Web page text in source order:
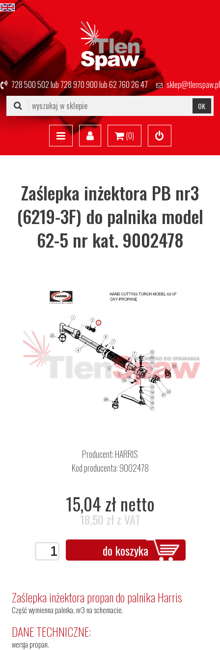
728 500 502lub728 970 900lub62 760 26 47 sklep@tlenspaw.pl
OK
(0)
Zaślepka inżektora PB nr3
(6219-3F) do palnika model
62-5 nr kat. 9002478
Producent:HARRIS
Kod producenta: 9002478
15,04 zł netto
18,50 zł z VAT
do koszyka
Zaślepka inżektora propan do palnika Harris
Część wymienna palnika, nr3 na schemacie.
DANE TECHNICZNE:
wersja propan.